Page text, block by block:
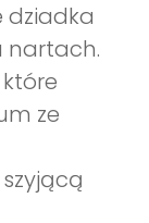
dziadka
nartach.
ze